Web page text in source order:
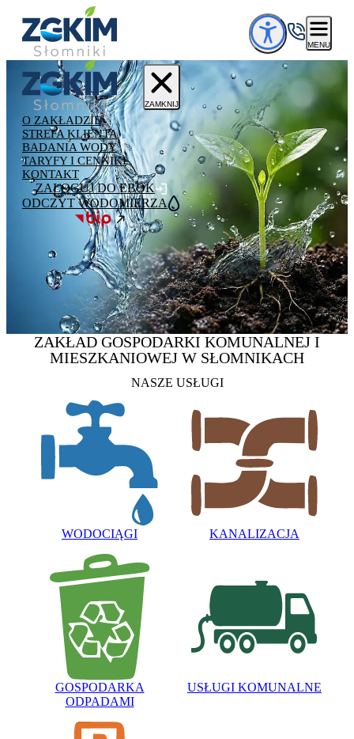
Przejdź do treści
MENU
ZAMKNIJ
O ZAKŁADZIE
STREFA KLIENTA
BADANIA WODY
TARYFY I CENNIKI
KONTAKT
ZALOGUJ DO EBOK
ODCZYT WODOMIERZA
ZAKŁAD GOSPODARKI KOMUNALNEJ I
MIESZKANIOWEJ W SŁOMNIKACH
NASZE USŁUGI
WODOCIĄGI KANALIZACJA
GOSPODARKA
ODPADAMI
USŁUGI KOMUNALNE